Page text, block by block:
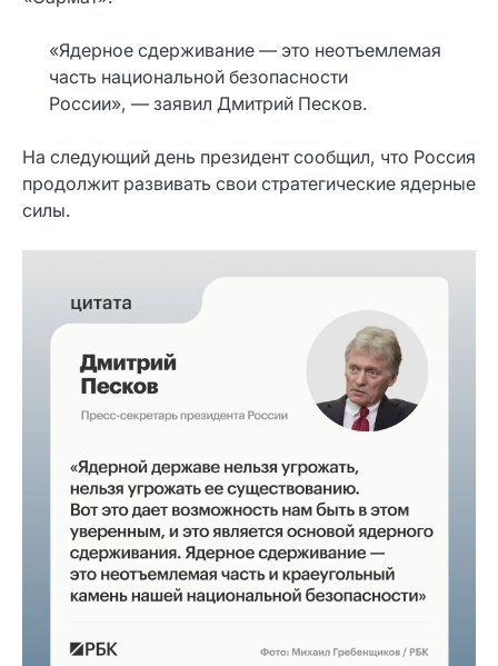
«Ядерное сдерживание — это неотъемлемая
часть национальной безопасности
России», — заявил Дмитрий Песков.
На следующий день президент сообщил, что Россия
продолжит развивать свои стратегические ядерные
силы.